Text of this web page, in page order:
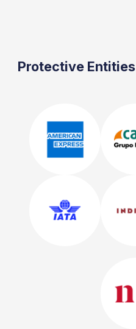
Protective Entities